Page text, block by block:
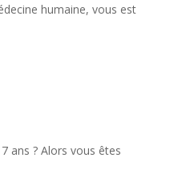
humaine, vous est
ans ? Alors vous êtes